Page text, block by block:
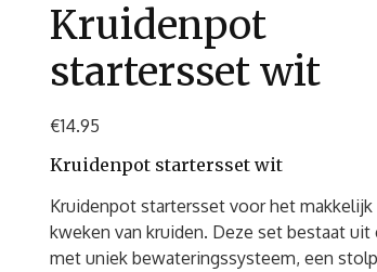
Kruidenpot
startersset wit
€14.95
Kruidenpot startersset wit
Kruidenpot startersset voor het makkelijk
kweken van kruiden. Deze set bestaat uit
met uniek bewateringssysteem, een